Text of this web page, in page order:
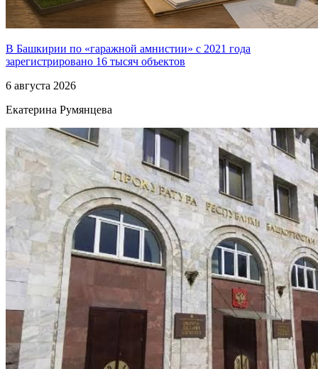
В Башкирии по «гаражной амнистии» с 2021 года
зарегистрировано 16 тысяч объектов
6 августа 2026
Екатерина Румянцева